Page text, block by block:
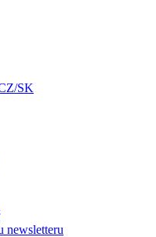
SK
newsletteru